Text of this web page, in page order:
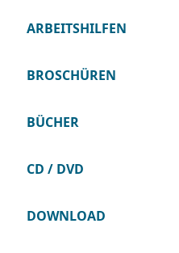
ARBEITSHILFEN
BROSCHÜREN
BÜCHER
CD / DVD
DOWNLOAD